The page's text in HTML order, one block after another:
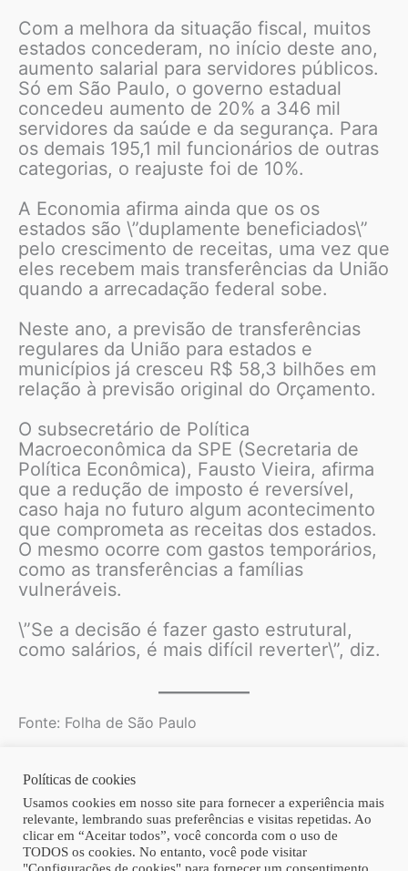
Com a melhora da situação fiscal, muitos
estados concederam, no início deste ano,
aumento salarial para servidores públicos.
Só em São Paulo, o governo estadual
concedeu aumento de 20% a 346 mil
servidores da saúde e da segurança. Para
os demais 195,1 mil funcionários de outras
categorias, o reajuste foi de 10%.
A Economia afirma ainda que os os
estados são \”duplamente beneficiados\”
pelo crescimento de receitas, uma vez que
eles recebem mais transferências da União
quando a arrecadação federal sobe.
Neste ano, a previsão de transferências
regulares da União para estados e
municípios já cresceu R$ 58,3 bilhões em
relação à previsão original do Orçamento.
O subsecretário de Política
Macroeconômica da SPE (Secretaria de
Política Econômica), Fausto Vieira, afirma
que a redução de imposto é reversível,
caso haja no futuro algum acontecimento
que comprometa as receitas dos estados.
O mesmo ocorre com gastos temporários,
como as transferências a famílias
vulneráveis.
\”Se a decisão é fazer gasto estrutural,
como salários, é mais difícil reverter\”, diz.
Fonte: Folha de São Paulo
Copyright © 2026 | Homero Costa Advogados
Políticas de cookies
Usamos cookies em nosso site para fornecer a experiência mais
relevante, lembrando suas preferências e visitas repetidas. Ao
clicar em “Aceitar todos”, você concorda com o uso de
TODOS os cookies. No entanto, você pode visitar